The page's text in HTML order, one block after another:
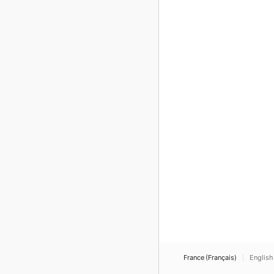
France (Français)